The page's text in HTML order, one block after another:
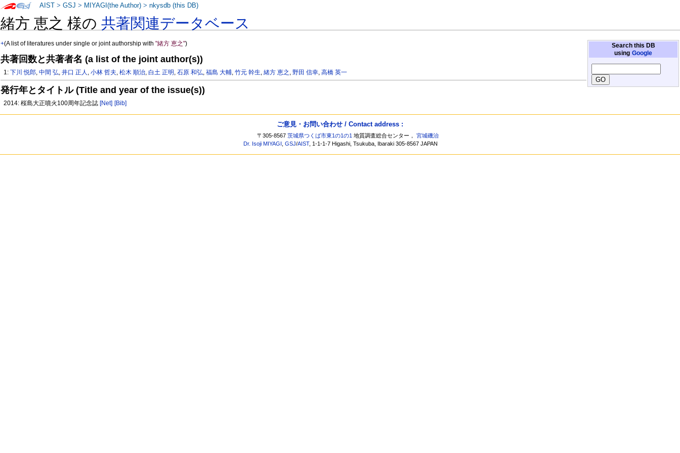
緒方 恵之 様の共著関連データベース
Search this DB
using Google
+(A list of literatures under single or joint authorship with"緒方 恵之")
共著回数と共著者名 (a list of the joint author(s))
1:下川 悦郎,中間 弘,井口 正人 ,小林 哲夫,松木 順治,白土 正明 ,石原 和弘,福島 大輔,竹元 幹生,緒方 恵之 ,野田 信幸,高橋 英一
発行年とタイトル (Title and year of the issue(s))
2014: 桜島大正噴火100周年記念誌 [Net] [Bib]
AIST >GSJ > MIYAGI(the Author) >nkysdb (this DB)
ご意見・お問い合わせ / Contact address :
〒305-8567茨城県つくば市東1の1の1 地質調査総合センター，宮城磯治
Dr. Isoji MIYAGI ,GSJ/AIST, 1-1-1-7 Higashi, Tsukuba, Ibaraki 305-8567 JAPAN